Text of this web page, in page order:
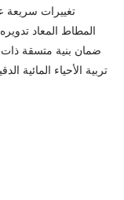
تغييرات سريعة
المطاط المعاد
ضمان بنية متسقة ذات
تربية الأحياء المائية